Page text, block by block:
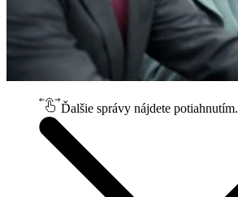
Ďalšie správy nájdete potiahnutím.